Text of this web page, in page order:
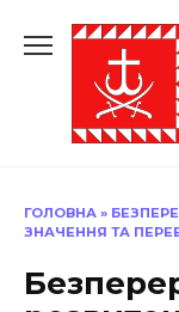
до
ГОЛОВНА »
ЗНАЧЕННЯ ТА